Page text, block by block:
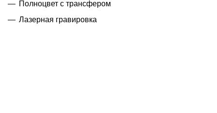
Полноцвет с трансфером
Лазерная гравировка